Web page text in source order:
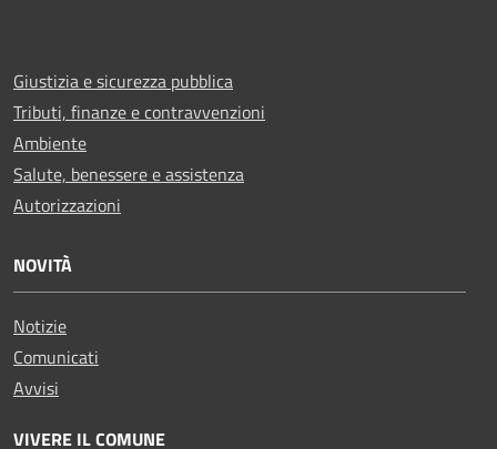
Giustizia e sicurezza pubblica
Tributi, finanze e contravvenzioni
Ambiente
Salute, benessere e assistenza
Autorizzazioni
NOVITÀ
Notizie
Comunicati
Avvisi
VIVERE IL COMUNE